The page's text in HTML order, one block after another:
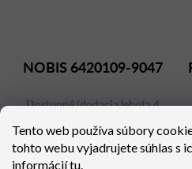
Tento web používa súbory
tohto webu vyjadrujete súhlas s
informáciítu
NOBIS 6420109-9047
Dostupné (dodacia lehota 4
847,47 €